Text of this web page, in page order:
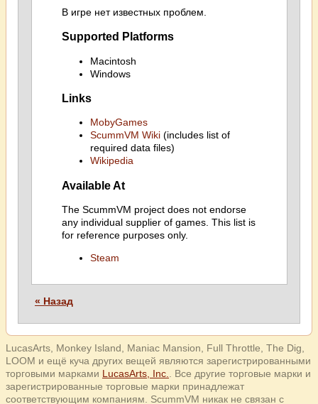
В игре нет известных проблем.
Supported Platforms
Macintosh
Windows
Links
MobyGames
ScummVM Wiki(includes list of
required data files)
Wikipedia
Available At
The ScummVM project does not endorse
any individual supplier of games. This list is
for reference purposes only.
Steam
« Назад
LucasArts, Monkey Island, Maniac Mansion, Full Throttle, The Dig,
LOOM и ещё куча других вещей являются зарегистрированными
торговыми марками LucasArts, Inc.
. Все другие торговые марки и
зарегистрированные торговые марки принадлежат
соответствующим компаниям. ScummVM никак не связан с